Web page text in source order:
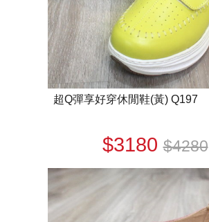
超Q彈享好穿休閒鞋(黃) Q197
$3180$4280